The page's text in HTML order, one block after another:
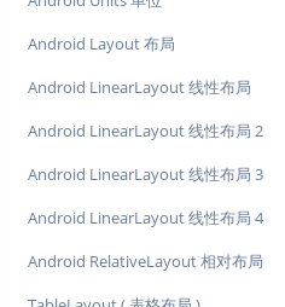
Android Layout 布局
Android LinearLayout 线性布局
Android LinearLayout 线性布局 2
Android LinearLayout 线性布局 3
Android LinearLayout 线性布局 4
Android RelativeLayout 相对布局